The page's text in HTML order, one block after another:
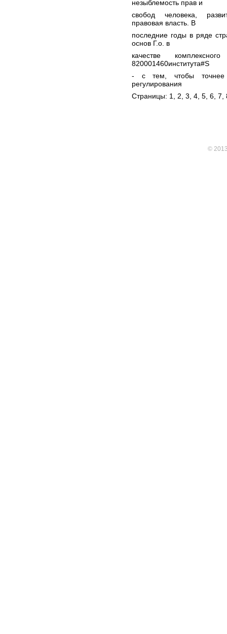
незыблемость прав и
свобод человека,
правовая власть. В
последние годы в ряде
основ Г.о. в
качестве
820001460института#S
- с тем, чтобы точнее
регулирования
Страницы: 1, 2 3 4 5 6 7
©